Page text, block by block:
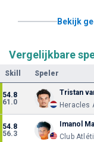
Bekijk
Vergelijkbare
Skill Speler
54.8
61.0
Tristan
Heracles
54.8
56.3
Imanol
Club